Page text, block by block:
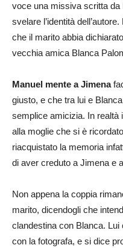
voce una missiva scritta
svelare l’identità
che il marito abbia
vecchia amica Blanca
Manuel mente a Jimena
giusto, e che tra lui e
semplice amicizia. In realtà
alla moglie che si è
riacquistato la memoria
di aver creduto a Jimena e
Non appena la coppia
marito, dicendogli che
clandestina con Blanca.
con la fotografa, e si dice